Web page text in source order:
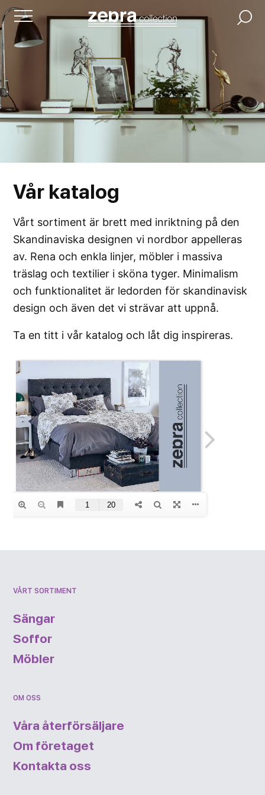
Vår katalog
Vårt sortiment är brett med inriktning på den
Skandinaviska designen vi nordbor appelleras
av. Rena och enkla linjer, möbler i massiva
träslag och textilier i sköna tyger. Minimalism
och funktionalitet är ledorden för skandinavisk
design och även det vi strävar att uppnå.
Ta en titt i vår katalog och låt dig inspireras.
VÅRT SORTIMENT
Sängar
Soffor
Möbler
OM OSS
Våra återförsäljare
Om företaget
Kontakta oss